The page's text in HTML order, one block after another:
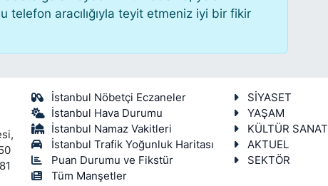
telefon aracılığıyla teyit etmeniz iyi bir fikir
İstanbul Nöbetçi Eczaneler
İstanbul Hava Durumu
İstanbul Namaz Vakitleri
İstanbul Trafik Yoğunluk Haritası
Puan Durumu ve Fikstür
Tüm Manşetler
SİYASET
YAŞAM
KÜLTÜR SANAT
AKTUEL
SEKTÖR